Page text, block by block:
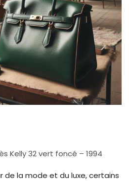
Kelly 32 vert foncé – 1994
de la mode et du luxe, certains